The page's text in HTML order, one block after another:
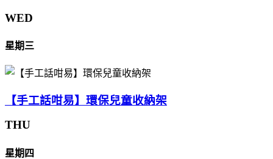
WED
星期三
【手工話咁易】環保兒童收納架
THU
星期四